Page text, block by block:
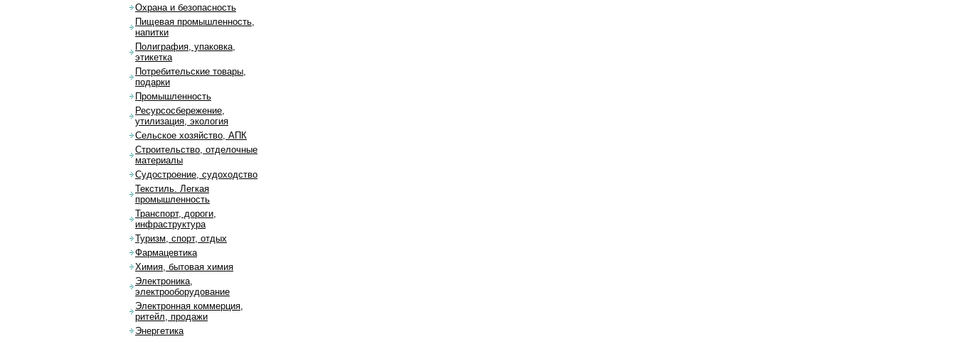
Охрана и безопасность
Пищевая промышленность,
напитки
Полиграфия, упаковка,
этикетка
Потребительские товары,
подарки
Промышленность
Ресурсосбережение,
утилизация, экология
Сельское хозяйство, АПК
Строительство, отделочные
материалы
Судостроение, судоходство
Текстиль. Легкая
промышленность
Транспорт, дороги,
инфраструктура
Туризм, спорт, отдых
Фармацевтика
Химия, бытовая химия
Электроника,
электрооборудование
Электронная коммерция,
ритейл, продажи
Энергетика